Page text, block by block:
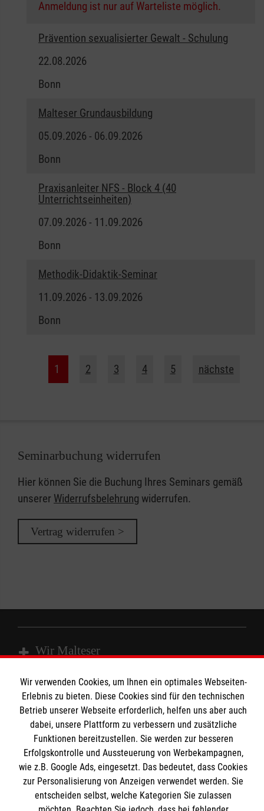
Anmeldung ist nur auf Warteliste möglich.
Prävention sexualisierter Gewalt - Schulung
22.08.2026
Bonn
Malteser Grundausbildung
05.09.2026 - 06.09.2026
Bonn
Praxisanleiter NFS - Block 4 (40
Unterrichtseinheiten)
07.09.2026 - 11.09.2026
Bonn
Methodik-Didaktik-Seminar
11.09.2026 - 13.09.2026
Bonn
1 2 3 4 5 nächste
Seminarbuchung widerrufen
Hier können Sie die Buchung Ihres Seminars gemäß
unserer Widerrufsbelehrung widerrufen.
Vertrag widerrufen >
Wir Malteser
Spenden und Helfen
Angebote und Leistungen
Unsere Kurse
Mitarbeiten
Wir Malteser
Informationen
Downloads
Impressum
Datenschutz
Malteser online
Wir verwenden Cookies, um Ihnen ein optimales Webseiten-
Erlebnis zu bieten. Diese Cookies sind für den technischen
Betrieb unserer Webseite erforderlich, helfen uns aber auch
dabei, unsere Plattform zu verbessern und zusätzliche
Funktionen bereitzustellen. Sie werden zur besseren
Erfolgskontrolle und Aussteuerung von Werbekampagnen,
wie z.B. Google Ads, eingesetzt. Das bedeutet, dass Cookies
zur Personalisierung von Anzeigen verwendet werden. Sie
entscheiden selbst, welche Kategorien Sie zulassen